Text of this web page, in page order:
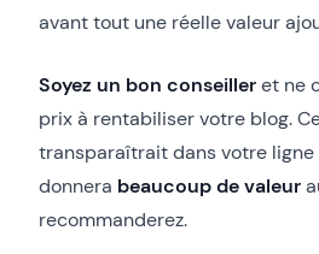
avant tout une réelle valeur
Soyez un bon conseilleret ne
prix à rentabiliser votre blog.
transparaîtrait dans votre
donnera beaucoup de valeur
recommanderez.